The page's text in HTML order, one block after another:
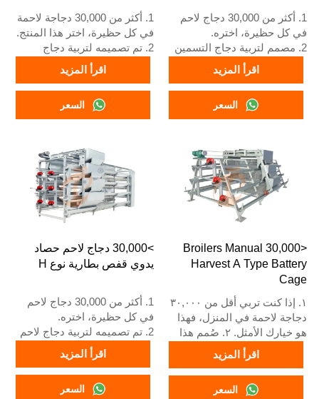
1. أكثر من 30,000 دجاجة لاحمة
في كل حظيرة، اختر هذا المنتج.
2. تم تصميمه لتربية دجاج
التسمين من عمر يوم واحد إلى
45 يومًا حتى يصبح جاهزًا
للسوق.
عامًا.
للاستقبال على مدار 24 ساعة
هو +8618830120193، +234
8111199996.
اقرأ المزيد
السعر
1. أكثر من 30,000 دجاج لاحم
في كل حظيرة، اختره.
2. مصمم لتربية دجاج التسمين
حتى يصبح جاهزًا للسوق.
3. عمره الافتراضي أكثر من 20
4. رقم الواتساب الخاص بخدمة
هو +8618830120193، +234
8111199996.
اقرأ المزيد
السعر
>30,000 دجاج لاحم حصاد
يدوي قفص بطارية نوع H
1. أكثر من 30,000 دجاج لاحم
في كل حظيرة، اختره.
2. تم تصميمه لتربية دجاج لاحم
جاهز للسوق.
3. عمره الافتراضي أكثر من 20
اقرأ المزيد
السعر
<30,000 Broilers Manual
Harvest A Type Battery
Cage
١. إذا كنت تربي أقل من ٣٠,٠٠٠
دجاجة لاحمة في المنزل، فهذا
هو خيارك الأمثل. ٢. صُمم هذا
النظام لتربية دجاج لاحم بالغ من
عمر يوم إلى ٤٥ يومًا جاهز
للتسويق. ٣. عمره الافتراضي
يزيد عن ٢٠ عامًا. ٤. يتميز هذا
اقرأ المزيد
السعر